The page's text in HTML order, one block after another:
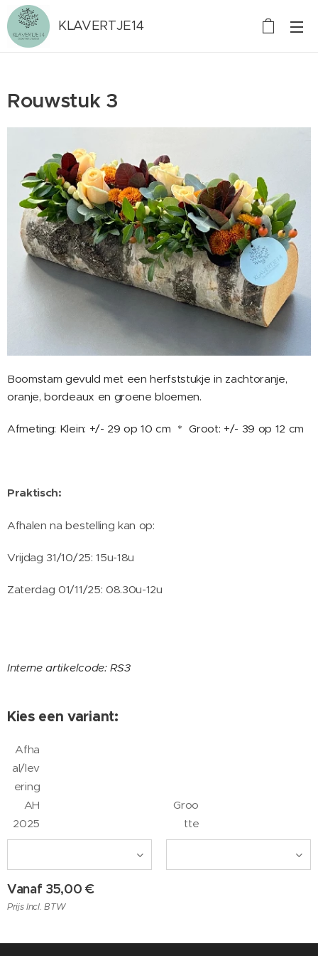
KLAVERTJE14
Rouwstuk 3
Boomstam gevuld met een herfststukje in zachtoranje,
oranje, bordeaux en groene bloemen.
Afmeting: Klein: +/- 29 op 10 cm * Groot: +/- 39 op 12 cm
Praktisch:
Afhalen na bestelling kan op:
Vrijdag 31/10/25: 15u-18u
Zaterdag 01/11/25: 08.30u-12u
Interne artikelcode: RS3
Kies een variant:
Afha
al/lev
ering
AH
2025
Groo
tte
Vanaf 35,00 €
Prijs Incl. BTW